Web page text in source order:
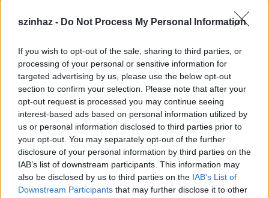
szinhaz - Do Not Process My Personal Information
If you wish to opt-out of the sale, sharing to third parties, or
processing of your personal or sensitive information for
targeted advertising by us, please use the below opt-out
section to confirm your selection. Please note that after your
opt-out request is processed you may continue seeing
interest-based ads based on personal information utilized by
us or personal information disclosed to third parties prior to
your opt-out. You may separately opt-out of the further
disclosure of your personal information by third parties on the
IAB’s list of downstream participants. This information may
also be disclosed by us to third parties on the IAB’s List of
Downstream Participants that may further disclose it to other
munkás /Sztrájktörő/Szegény asszony/Cselédlány:
Anton Ribin, munkás /Sztrájktörő:
Polgár Péter
Masa, munkásnő/Házinő/Hentesné: Ubrankovics
Júlia
Andrej Nahodka, munkás/Sosztakovics,
munkanélküli/Lusin, földmunkás:Tóth Simon
Ferenc
Rendőr/Portás/Vidéki unokahúg:Pálmai Anna
Derrick, a felügyelő/Hentes:Ötvös András
Díszlet-jelmeztervező:Ambrus Mária
Dramaturg:Ungár Júlia
Rendezőasszisztens:Szabó András